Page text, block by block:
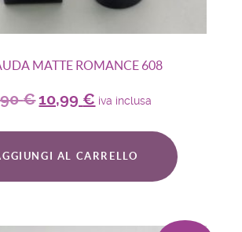
MATTE ROMANCE 608
€10,99 € iva inclusa
AL CARRELLO